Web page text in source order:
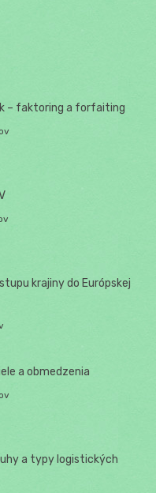
– faktoring a forfaiting
krajiny do Európskej
a obmedzenia
a typy logistických